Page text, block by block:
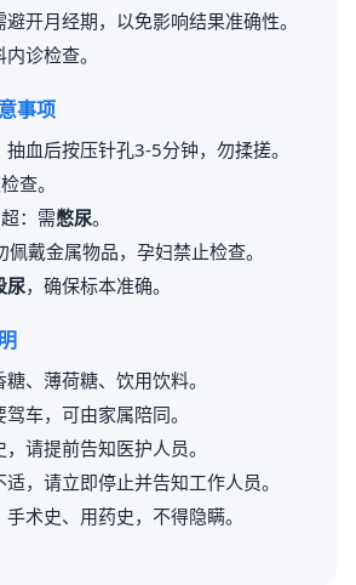
开月经期，以免影响结果准确性。
诊检查。
事项
血后按压针孔3-5分钟，勿揉搓。
查。
：需憋尿。
佩戴金属物品，孕妇禁止检查。
尿，确保标本准确。
、薄荷糖、饮用饮料。
车，可由家属陪同。
请提前告知医护人员。
，请立即停止并告知工作人员。
术史、用药史，不得隐瞒。